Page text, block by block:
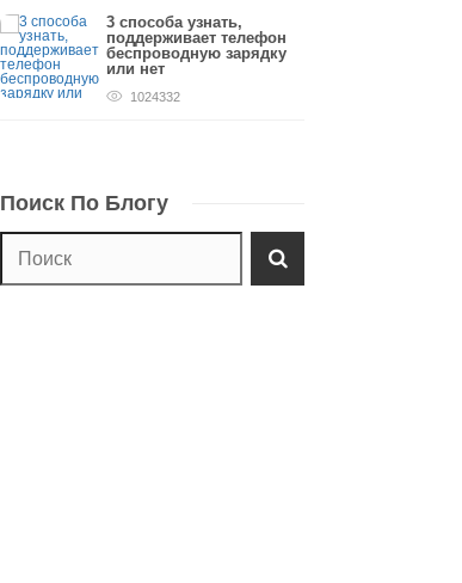
3 способа узнать,
поддерживает телефон
беспроводную зарядку
или нет
1024332
Поиск По Блогу